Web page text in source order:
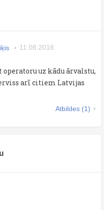
11.08.2018
uz kādu ārvalstu,
arī citiem Latvijas
Atbildes (1)